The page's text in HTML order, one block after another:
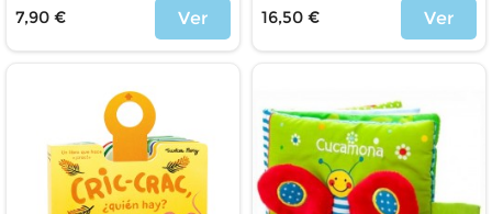
7,90 €
Ver
16,50 €
Ver